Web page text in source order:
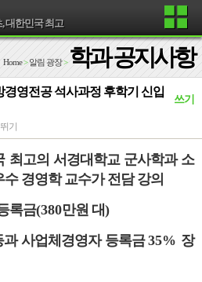
대한민국 최고
Home> 알림 광장> 학과 공지사항
영전공 석사과정 후학기 신입
쓰기
기
최고의 서경대학교 군사학과 소
경영학 교수가 전담 강의
록금(380만원 대)
과 사업체경영자 등록금35% 장